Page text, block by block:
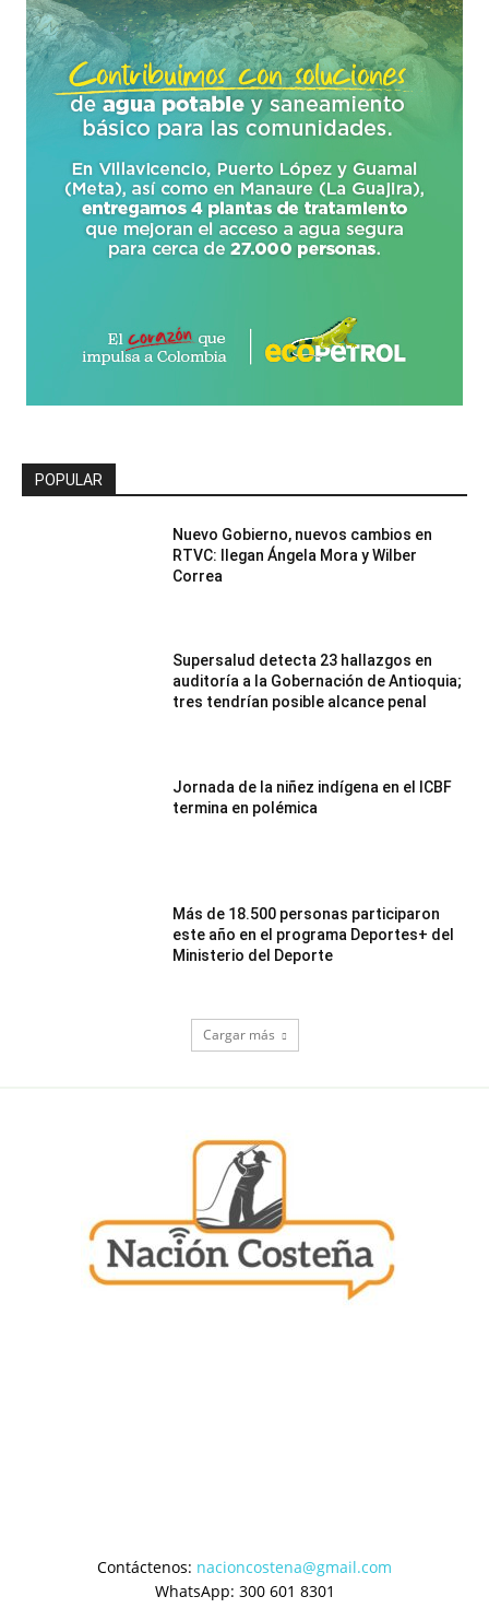
POPULAR
Nuevo Gobierno, nuevos cambios en
RTVC: llegan Ángela Mora y Wilber
Correa
Supersalud detecta 23 hallazgos en
auditoría a la Gobernación de Antioquia;
tres tendrían posible alcance penal
Jornada de la niñez indígena en el ICBF
termina en polémica
Más de 18.500 personas participaron
este año en el programa Deportes+ del
Ministerio del Deporte
Cargar más
Contáctenos: nacioncostena@gmail.com
WhatsApp: 300 601 8301